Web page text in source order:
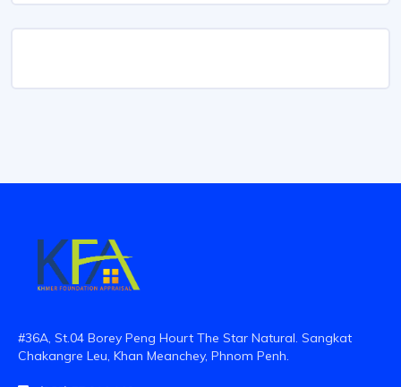
#36A, St.04 Borey Peng Hourt The Star Natural. Sangkat
Chakangre Leu, Khan Meanchey, Phnom Penh.